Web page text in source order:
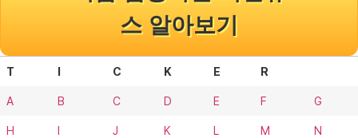
스 알아보기
T I C K E R
A B C D E F G
H I J K L M N